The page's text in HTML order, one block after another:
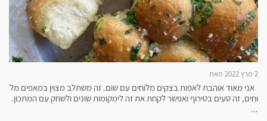
2 מרץ 2022 מאת
אני מאוד אוהבת לאפות בצקים מלוחים עם שום. זה משתלב מצוין במאפים מל
וחים, זה טעים בטירוף ואפשר לקחת את זה לימקומות שונים ולשחק עם המתכון.
...